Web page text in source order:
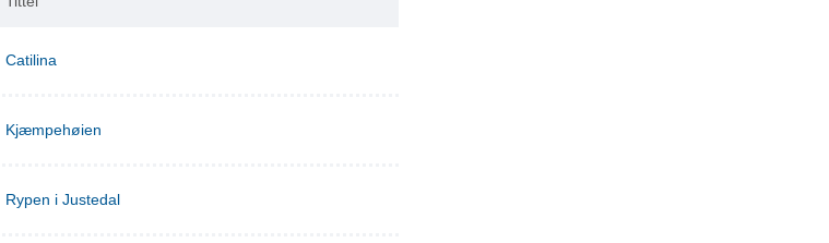
Catilina
Kjæmpehøien
Rypen i Justedal